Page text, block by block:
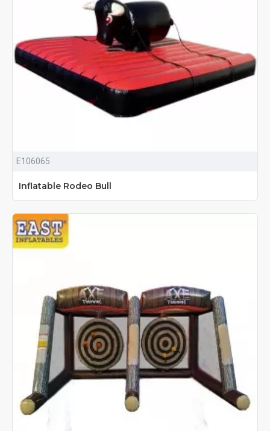
E106065
Inflatable Rodeo Bull